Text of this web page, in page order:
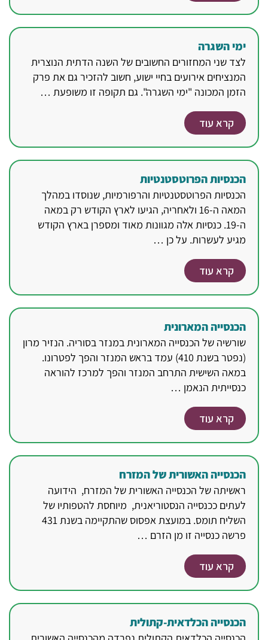
ימי השגרה
לצד שני המחזורים החשובים של השנה הדתית הנוצרית
המנציחים אירועים בחיי ישוע, חשוב להזכיר גם את פרק
הזמן המכונה "ימי השגרה". גם תקופה זו משופעת …
קרא עוד
הכנסיות הפרוטסטנטיות
הכנסיות הפרוטסטנטיות והרפורמיות, שנוסדו במהלך
המאה ה-16 ולאחריה, הגיעו לארץ הקודש רק במאה
ה-19. כנסיות אלה מגוונות מאוד ומספרן בארץ הקודש
מגיע לעשרות. על כן …
קרא עוד
הכנסייה המארונית
שורשיה של הכנסייה המארונית במנזר בסוריה. הנזיר מרון
(נפטר בשנת 410) עמד בראש המנזר והפך לפטרונו.
במאה השישית התרחב המנזר והפך למרכז להוראה
כנסייתית הנאמן …
קרא עוד
הכנסייה האשורית של המזרח
ראשיתה של הכנסייה האשורית של המזרח, הידועה
לעתים ככנסייה הנסטוריאנית, מיוחסת להטפותיו של
השליח תומס. במועצת אפסוס שהתקיימה בשנת 431
פרשה כנסייה זו מן הזרם …
קרא עוד
הכנסייה הכלדאית-קתולית